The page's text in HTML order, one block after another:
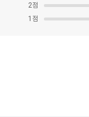
2점
1 점